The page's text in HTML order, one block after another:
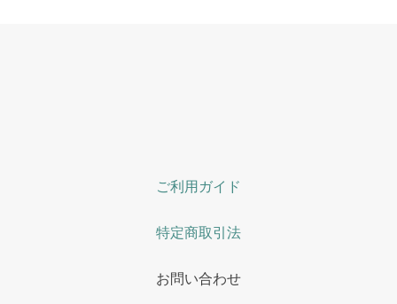
ご利用ガイド
特定商取引法
お問い合わせ